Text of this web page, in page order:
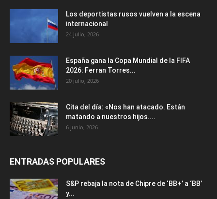
Los deportistas rusos vuelven a la escena
internacional
24 julio, 2026
España gana la Copa Mundial de la FIFA
2026: Ferran Torres...
20 julio, 2026
Cita del día: «Nos han atacado. Están
matando a nuestros hijos....
6 junio, 2026
ENTRADAS POPULARES
S&P rebaja la nota de Chipre de ‘BB+’ a ‘ВВ’
y...